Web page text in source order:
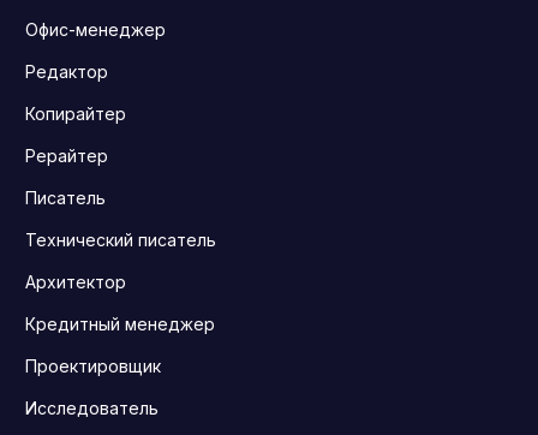
Офис-менеджер
Редактор
Копирайтер
Рерайтер
Писатель
Технический писатель
Архитектор
Кредитный менеджер
Проектировщик
Исследователь